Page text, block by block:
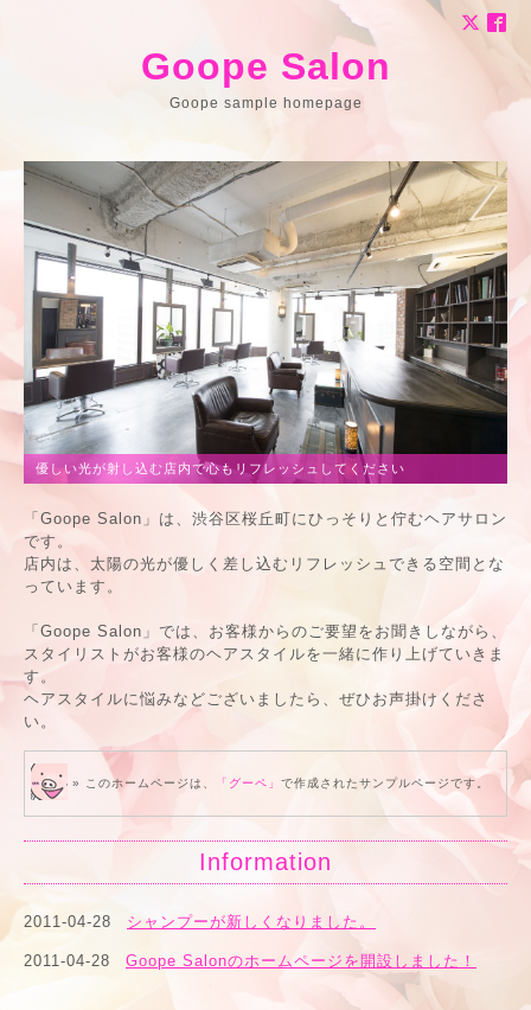
Goope Salon
Goope sample homepage
優しい光が射し込む店内で心もリフレッシュしてください
「Goope Salon」は、渋谷区桜丘町にひっそりと佇むヘアサロン
です。
店内は、太陽の光が優しく差し込むリフレッシュできる空間とな
っています。
「Goope Salon」では、お客様からのご要望をお聞きしながら、
スタイリストがお客様のヘアスタイルを一緒に作り上げていきま
す。
ヘアスタイルに悩みなどございましたら、ぜひお声掛けくださ
い。
» このホームページは、 「グーペ」 で作成されたサンプルページです。
Information
2011-04-28 シャンプーが新しくなりました。
2011-04-28 Goope Salonのホームページを開設しました！